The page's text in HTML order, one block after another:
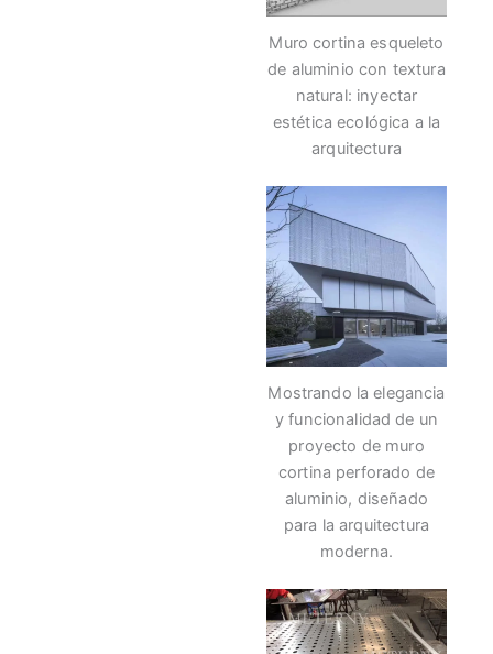
Muro cortina esqueleto
de aluminio con textura
natural: inyectar
estética ecológica a la
arquitectura
Mostrando la elegancia
y funcionalidad de un
proyecto de muro
cortina perforado de
aluminio, diseñado
para la arquitectura
moderna.